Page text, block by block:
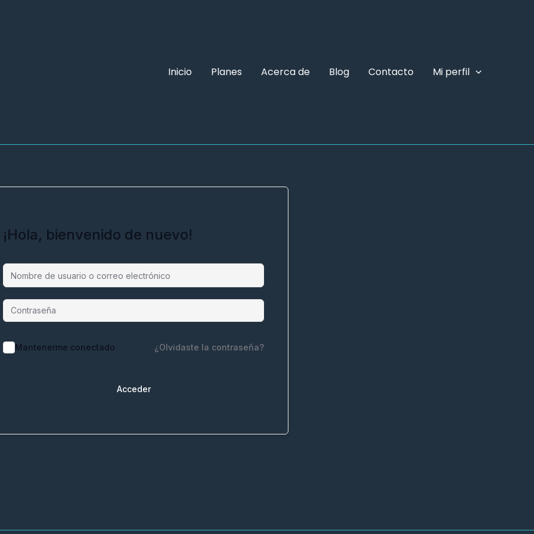
Inicio Planes Acerca de Blog Contacto Mi perfil
¡Hola, bienvenido de nuevo!
Mantenerme conectado ¿Olvidaste la contraseña?
Acceder